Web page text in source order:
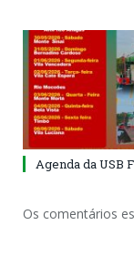
Agenda da USB
Os comentários